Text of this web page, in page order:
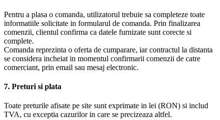
Pentru a plasa o comanda, utilizatorul trebuie sa completeze toate
informatiile solicitate in formularul de comanda. Prin finalizarea
comenzii, clientul confirma ca datele furnizate sunt corecte si
complete.
Comanda reprezinta o oferta de cumparare, iar contractul la distanta
se considera incheiat in momentul confirmarii comenzii de catre
comerciant, prin email sau mesaj electronic.
7. Preturi si plata
Toate preturile afisate pe site sunt exprimate in lei (RON) si includ
TVA, cu exceptia cazurilor in care se precizeaza altfel.